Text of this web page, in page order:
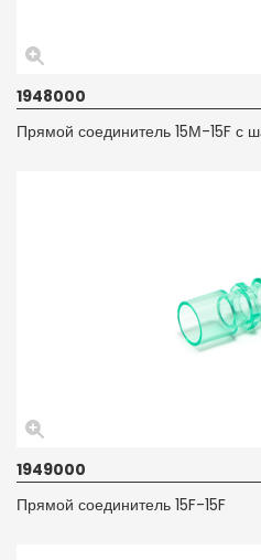
1948000
Прямой соединитель 15М-15F с
1949000
Прямой соединитель 15F-15F